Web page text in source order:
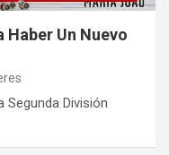
Un Nuevo
Segunda División